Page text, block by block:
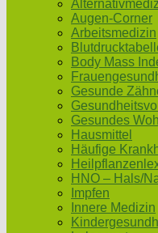
Augen-Corner
Arbeitsmedizin
Body Mass
Gesunde
Gesundes
Hausmittel
Häufige
HNO – Hals/
Impfen
Innere Medizin